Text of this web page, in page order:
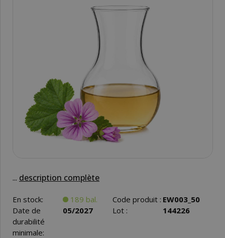
... description complète
En stock: 189 bal. Code produit : EW003_50
Date de
durabilité
minimale:
05/2027 Lot : 144226